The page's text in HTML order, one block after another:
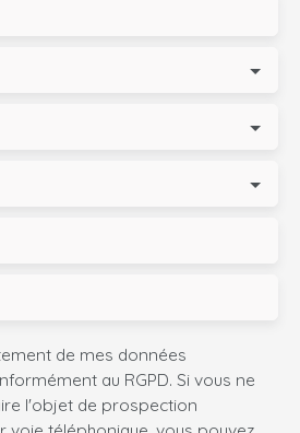
de mes données
au RGPD. Si vous ne
l'objet de prospection